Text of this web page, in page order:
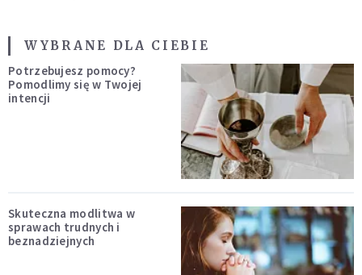
WYBRANE DLA CIEBIE
Potrzebujesz pomocy?
Pomodlimy się w Twojej
intencji
Skuteczna modlitwa w
sprawach trudnych i
beznadziejnych